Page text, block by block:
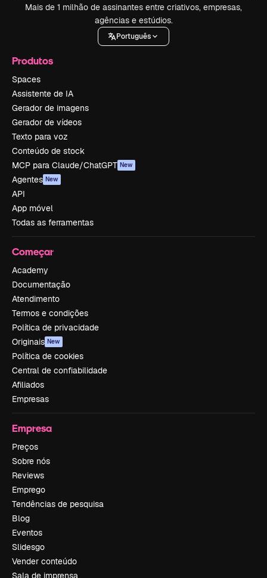
Mais de 1 milhão de assinantes entre criativos, empresas,
agências e estúdios.
Português
Produtos
Spaces
Assistente de IA
Gerador de imagens
Gerador de vídeos
Texto para voz
Conteúdo de stock
MCP para Claude/ChatGPT New
Agentes New
API
App móvel
Todas as ferramentas
Começar
Academy
Documentação
Atendimento
Termos e condições
Política de privacidade
Originais New
Política de cookies
Central de confiabilidade
Afiliados
Empresas
Empresa
Preços
Sobre nós
Reviews
Emprego
Tendências de pesquisa
Blog
Eventos
Slidesgo
Vender conteúdo
Sala de imprensa